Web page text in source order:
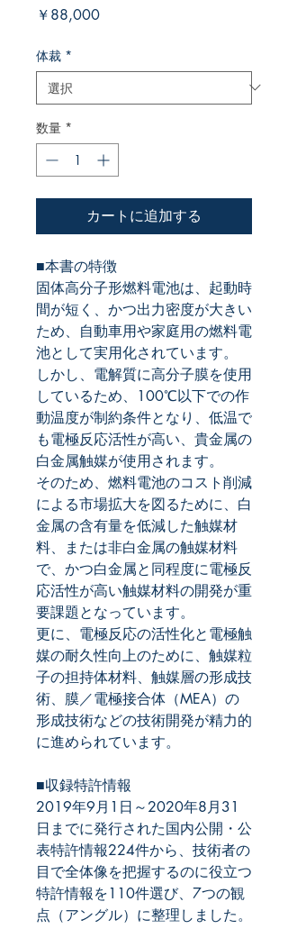
￥88,000価
体裁 *
数量 *
カートに追加する
■本書の特徴
固体高分子形燃料電池は、起動時
間が短く、かつ出力密度が大きい
ため、自動車用や家庭用の燃料電
池として実用化されています。
しかし、電解質に高分子膜を使用
しているため、 100℃以下での作
動温度が制約条件となり、低温で
も電極反応活性が高い、貴金属の
白金属触媒が使用されます。
そのため、燃料電池のコスト削減
による市場拡大を図るために、白
金属の含有量を低減した触媒材
料、または非白金属の触媒材料
で、かつ白金属と同程度に電極反
応活性が高い触媒材料の開発が重
要課題となっています。
更に、電極反応の活性化と電極触
媒の耐久性向上のために、触媒粒
子の担持体材料、触媒層の形成技
術、膜／電極接合体（MEA）の
形成技術などの技術開発が精力的
に進められています。
■収録特許情報
2019年9月 1 日～2020年8月31
日までに発行された国内公開・公
表特許情報224件から、技術者の
目で全体像を把握するのに役立つ
特許情報を110件選び、 7つの観
点（アングル）に整理しました。